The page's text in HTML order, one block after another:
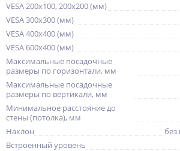
VESA 200x100, 200x200 (мм)
VESA 300x300 (мм)
VESA 400x400 (мм)
VESA 600x400 (мм)
Максимальные посадочные
размеры по горизонтали, мм
Максимальные посадочные
размеры по вертикали, мм
Минимальное расстояние до
стены (потолка), мм
Наклон
без
Встроенный уровень